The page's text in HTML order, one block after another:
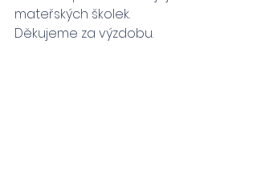
mateřských školek.
Děkujeme za výzdobu.